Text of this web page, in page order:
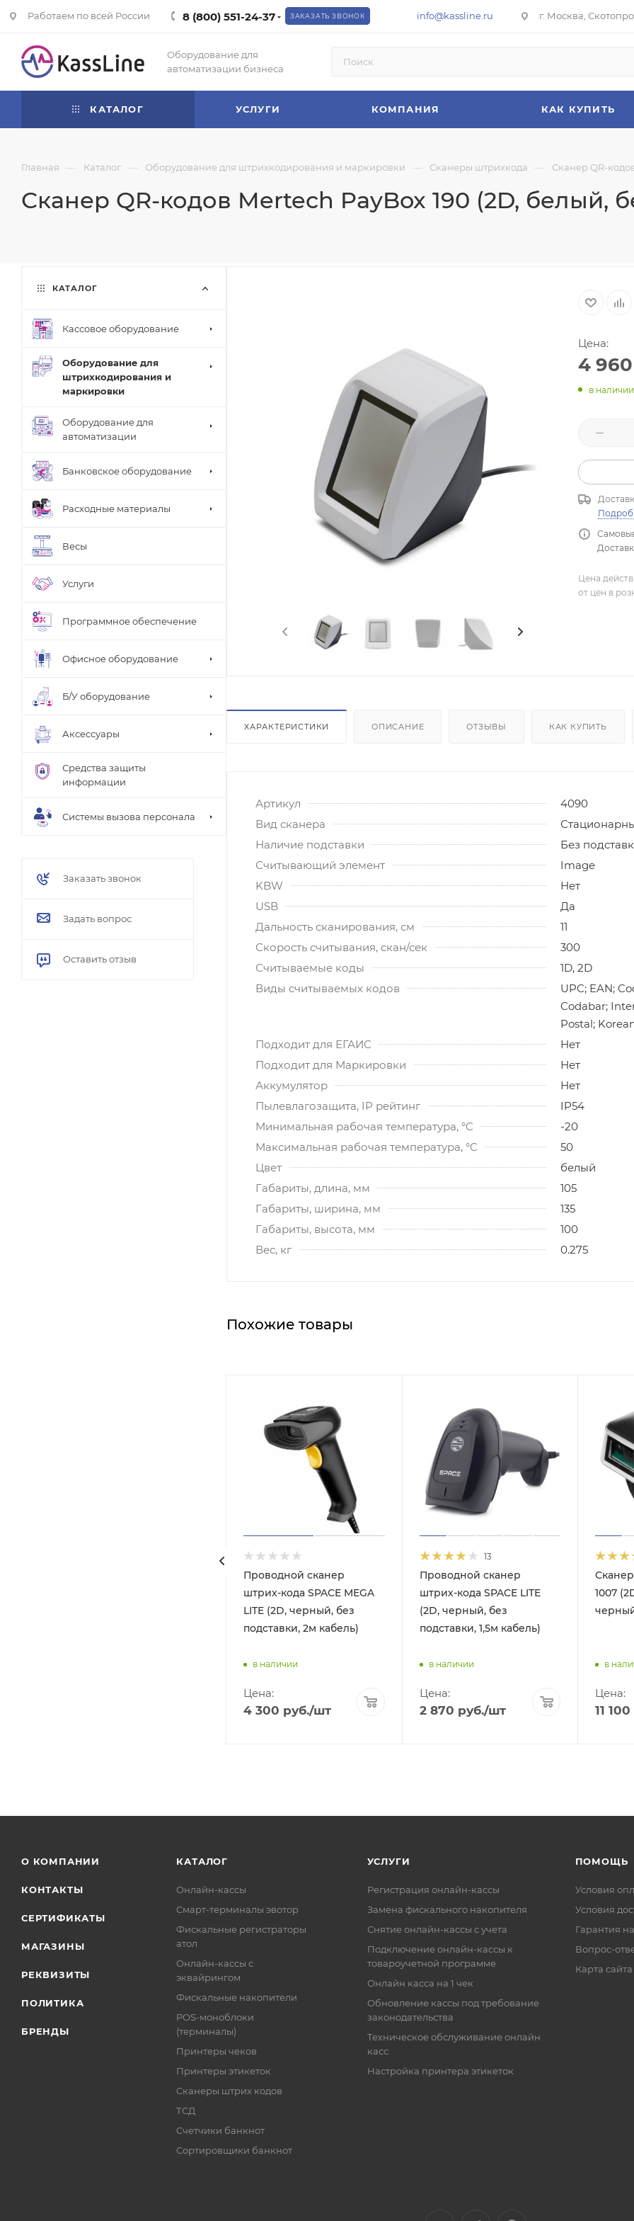
Работаем по всей России 8 (800) 551-24-37 ЗАКАЗАТЬ ЗВОНОК info@kassline.ru г. Москва,
Оборудование для
автоматизации бизнеса
КАТАЛОГ УСЛУГИ КОМПАНИЯ КАК КУПИТЬ
Главная — Каталог — Оборудование для штрихкодирования и маркировки — Сканеры штрихкода — Сканер QR-
Сканер QR-кодов Mertech PayBox 190 (2D, белый,
Цена:
4 960
в наличии
Цена
от цен в
ХАРАКТЕРИСТИКИ ОПИСАНИЕ ОТЗЫВЫ КАК КУПИТЬ
Артикул
4090
Вид сканера
Наличие подставки
Без
Считывающий элемент
Image
KBW
Нет
USB
Да
Дальность сканирования, см
11
Скорость считывания, скан/сек
300
Считываемые коды
1D, 2D
Виды считываемых кодов
UPC; EAN;
Codabar;
Postal;
Подходит для ЕГАИС
Нет
Подходит для Маркировки
Нет
Аккумулятор
Нет
Пылевлагозащита, IP рейтинг
IP54
Минимальная рабочая температура, °C
-20
Максимальная рабочая температура, °C
50
Цвет
белый
Габариты, длина, мм
105
Габариты, ширина, мм
135
Габариты, высота, мм
100
Вес, кг
0.275
Похожие товары
Проводной сканер
штрих-кода SPACE MEGA
LITE (2D, черный, без
подставки, 2м кабель)
в наличии
Цена:
4 300 руб./шт
13
Проводной сканер
штрих-кода SPACE LITE
(2D, черный, без
подставки, 1,5м кабель)
в наличии
Цена:
2 870 руб./шт
1007
в
Цена:
11 100
КАТАЛОГ
Кассовое оборудование
Оборудование для
штрихкодирования и
маркировки
Оборудование для
автоматизации
Банковское оборудование
Расходные материалы
Весы
Услуги
Программное обеспечение
Офисное оборудование
Б/У оборудование
Аксессуары
Средства защиты
информации
Системы вызова персонала
Заказать звонок
Задать вопрос
Оставить отзыв
О КОМПАНИИ
КОНТАКТЫ
СЕРТИФИКАТЫ
МАГАЗИНЫ
РЕКВИЗИТЫ
ПОЛИТИКА
БРЕНДЫ
КАТАЛОГ
Онлайн-кассы
Смарт-терминалы эвотор
Фискальные регистраторы
атол
Онлайн-кассы с
эквайрингом
Фискальные накопители
POS-моноблоки
(терминалы)
Принтеры чеков
Принтеры этикеток
Сканеры штрих кодов
ТСД
Счетчики банкнот
Сортировщики банкнот
УСЛУГИ
Регистрация онлайн-кассы
Замена фискального накопителя
Снятие онлайн-кассы с учета
Подключение онлайн-кассы к
товароучетной программе
Онлайн касса на 1 чек
Обновление кассы под требование
законодательства
Техническое обслуживание онлайн
касс
Настройка принтера этикеток
ПОМОЩЬ
Условия
Условия
Гарантия
Вопрос-
Карта сайта